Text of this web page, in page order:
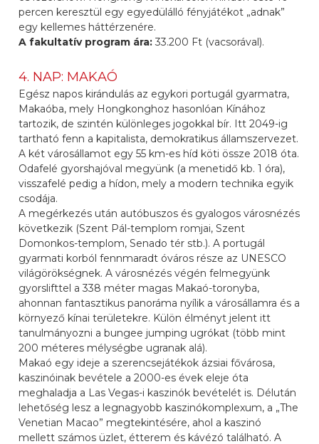
percen keresztül egy egyedülálló fényjátékot „adnak”
egy kellemes háttérzenére.
A fakultatív program ára:33.200 Ft (vacsorával).
4. NAP: MAKAÓ
Egész napos kirándulás az egykori portugál gyarmatra,
Makaóba, mely Hongkonghoz hasonlóan Kínához
tartozik, de szintén különleges jogokkal bír. Itt 2049-ig
tartható fenn a kapitalista, demokratikus államszervezet.
A két városállamot egy 55 km-es híd köti össze 2018 óta.
Odafelé gyorshajóval megyünk (a menetidő kb. 1 óra),
visszafelé pedig a hídon, mely a modern technika egyik
csodája.
A megérkezés után autóbuszos és gyalogos városnézés
következik (Szent Pál-templom romjai, Szent
Domonkos-templom, Senado tér stb.). A portugál
gyarmati korból fennmaradt óváros része az UNESCO
világörökségnek. A városnézés végén felmegyünk
gyorslifttel a 338 méter magas Makaó-toronyba,
ahonnan fantasztikus panoráma nyílik a városállamra és a
környező kínai területekre. Külön élményt jelent itt
tanulmányozni a bungee jumping ugrókat (több mint
200 méteres mélységbe ugranak alá).
Makaó egy ideje a szerencsejátékok ázsiai fővárosa,
kaszinóinak bevétele a 2000-es évek eleje óta
meghaladja a Las Vegas-i kaszinók bevételét is. Délután
lehetőség lesz a legnagyobb kaszinókomplexum, a „The
Venetian Macao” megtekintésére, ahol a kaszinó
mellett számos üzlet, étterem és kávézó található. A